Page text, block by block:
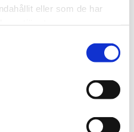
eller som de har
Nooshi